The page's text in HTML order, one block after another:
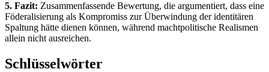
5. Fazit: Zusammenfassende Bewertung, die argumentiert, dass eine
Föderalisierung als Kompromiss zur Überwindung der identitären
Spaltung hätte dienen können, während machtpolitische Realismen
allein nicht ausreichen.
Schlüsselwörter